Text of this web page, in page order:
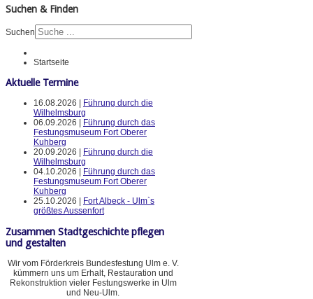
Suchen & Finden
Suchen
Startseite
Aktuelle Termine
16.08.2026 |
Führung durch die
Wilhelmsburg
06.09.2026 |
Führung durch das
Festungsmuseum Fort Oberer
Kuhberg
20.09.2026 |
Führung durch die
Wilhelmsburg
04.10.2026 |
Führung durch das
Festungsmuseum Fort Oberer
Kuhberg
25.10.2026 |
Fort Albeck - Ulm`s
größtes Aussenfort
Zusammen Stadtgeschichte pflegen
und gestalten
Wir vom Förderkreis Bundesfestung Ulm e. V.
kümmern uns um Erhalt, Restauration und
Rekonstruktion vieler Festungswerke in Ulm
und Neu-Ulm.